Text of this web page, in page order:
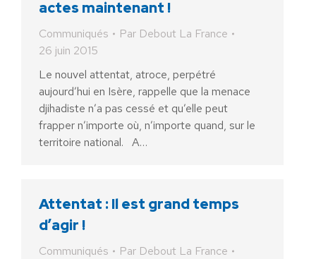
actes maintenant !
Communiqués Par Debout La France
26 juin 2015
Le nouvel attentat, atroce, perpétré
aujourd’hui en Isère, rappelle que la menace
djihadiste n’a pas cessé et qu’elle peut
frapper n’importe où, n’importe quand, sur le
territoire national. A…
Attentat : Il est grand temps
d’agir !
Communiqués Par Debout La France